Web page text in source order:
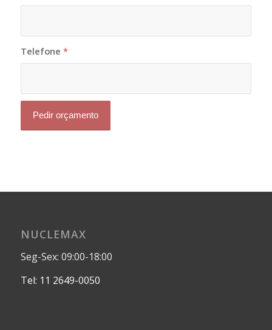
Telefone *
NUCLEMAX
Seg-Sex: 09:00-18:00
Tel: 11 2649-0050